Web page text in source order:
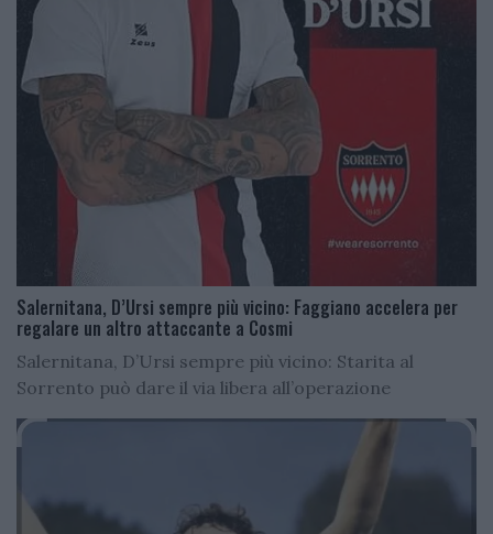
Salernitana, D’Ursi sempre più vicino: Faggiano accelera per
regalare un altro attaccante a Cosmi
Salernitana, D’Ursi sempre più vicino: Starita al
Sorrento può dare il via libera all’operazione